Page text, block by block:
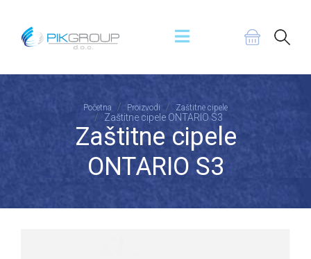
Početna Proizvodi Zaštitne cipele
Zaštitne cipele ONTARIO S3
Zaštitne cipele
ONTARIO S3